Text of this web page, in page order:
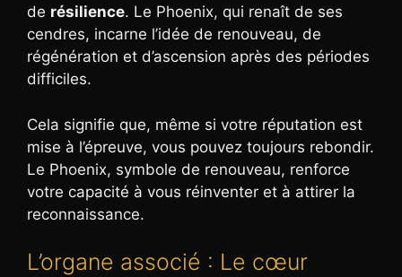
de résilience. Le Phoenix, qui renaît de ses
cendres, incarne l’idée de renouveau, de
régénération et d’ascension après des périodes
difficiles.
Cela signifie que, même si votre réputation est
mise à l’épreuve, vous pouvez toujours rebondir.
Le Phoenix, symbole de renouveau, renforce
votre capacité à vous réinventer et à attirer la
reconnaissance.
L’organe associé : Le cœur